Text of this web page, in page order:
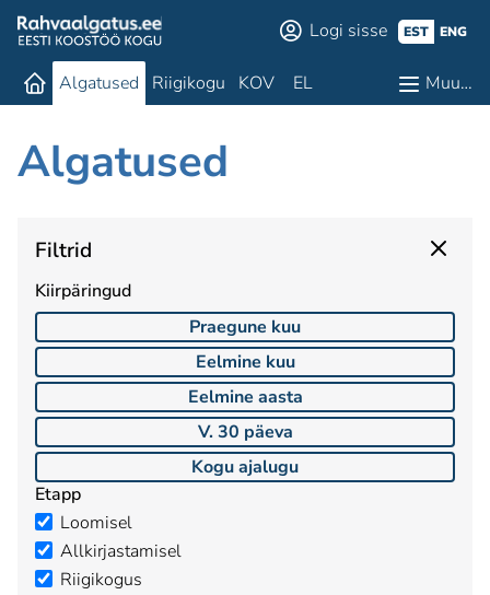
Logi sisse EST ENG
Algatused Riigikogu KOV EL Muu…
Algatused
Filtrid
Kiirpäringud
Praegune kuu
Eelmine kuu
Eelmine aasta
V. 30 päeva
Kogu ajalugu
Etapp
Loomisel
Allkirjastamisel
Riigikogus